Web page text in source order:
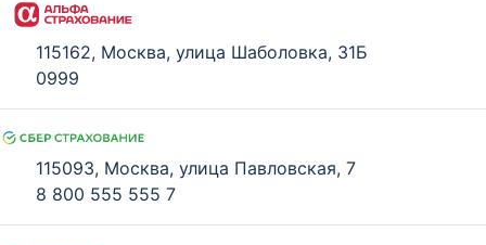
115162, Москва, улица Шаболовка, 31Б
0999
115093, Москва, улица Павловская, 7
8 800 555 555 7